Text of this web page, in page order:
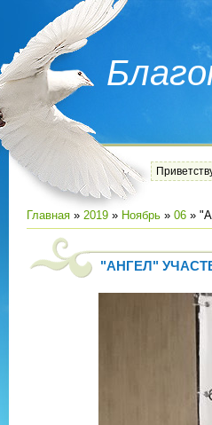
Главная » 2019 » Ноябрь » 06 »
"АНГЕЛ"